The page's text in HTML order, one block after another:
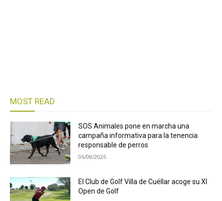
MOST READ
SOS Animales pone en marcha una
campaña informativa para la tenencia
responsable de perros
06/08/2026
El Club de Golf Villa de Cuéllar acoge su XI
Open de Golf